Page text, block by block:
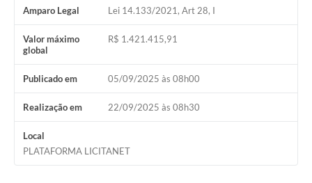
Amparo Legal Lei 14.133/2021, Art 28, I
Valor máximo
global
R$ 1.421.415,91
Publicado em 05/09/2025 às 08h00
Realização em 22/09/2025 às 08h30
Local
PLATAFORMA LICITANET